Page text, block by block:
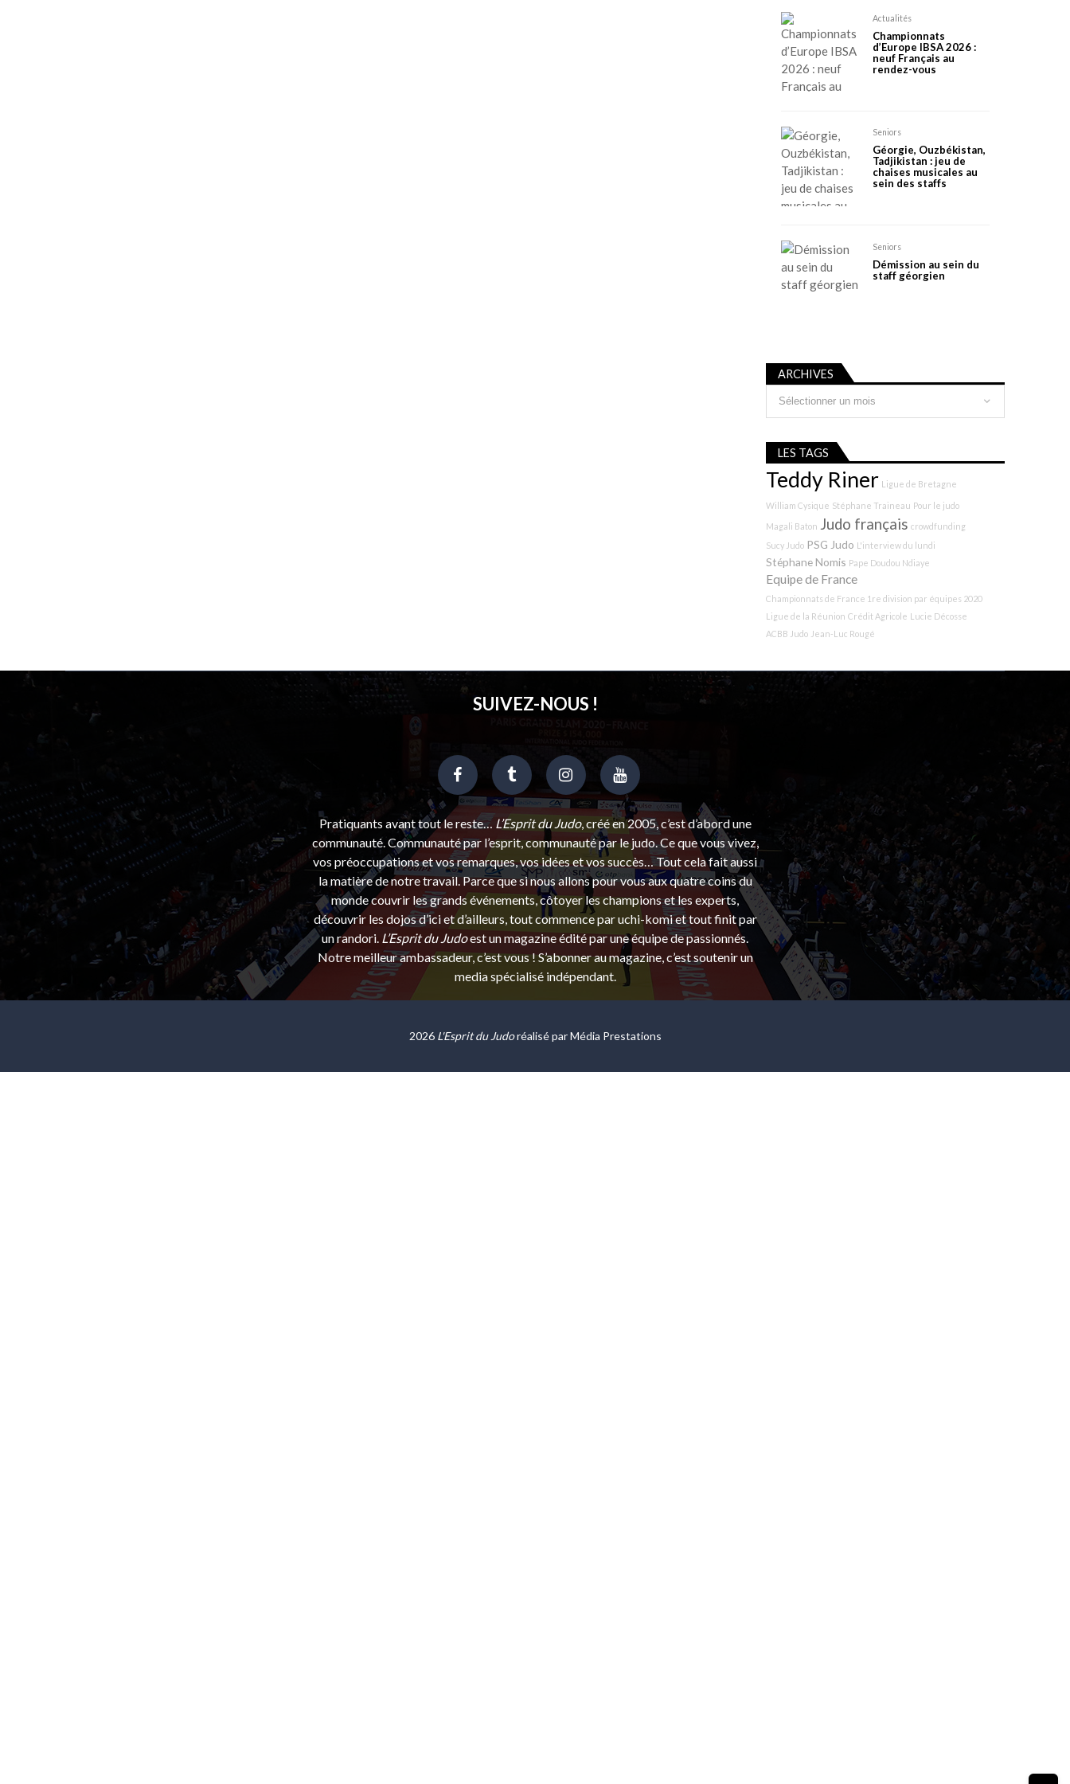
Actualités
Championnats
d’Europe IBSA 2026 :
neuf Français au
rendez-vous
Seniors
Géorgie, Ouzbékistan,
Tadjikistan : jeu de
chaises musicales au
sein des staffs
Seniors
Démission au sein du
staff géorgien
ARCHIVES
LES TAGS
Teddy Riner Ligue de Bretagne
William Cysique Stéphane Traineau Pour le judo
Magali Baton Judo français crowdfunding
Sucy Judo PSG Judo L'interview du lundi
Stéphane Nomis Pape Doudou Ndiaye
Equipe de France
Championnats de France 1re division par équipes 2020
Ligue de la Réunion Crédit Agricole Lucie Décosse
ACBB Judo Jean-Luc Rougé
SUIVEZ-NOUS !
Pratiquants avant tout le reste… L’Esprit du Judo, créé en 2005, c’est d’abord une
communauté. Communauté par l’esprit, communauté par le judo. Ce que vous vivez,
vos préoccupations et vos remarques, vos idées et vos succès… Tout cela fait aussi
la matière de notre travail. Parce que si nous allons pour vous aux quatre coins du
monde couvrir les grands événements, côtoyer les champions et les experts,
découvrir les dojos d’ici et d’ailleurs, tout commence par uchi-komi et tout finit par
un randori. L’Esprit du Judoest un magazine édité par une équipe de passionnés.
Notre meilleur ambassadeur, c’est vous ! S’abonner au magazine, c’est soutenir un
media spécialisé indépendant.
2026 L'Esprit du Judoréalisé parMédia Prestations